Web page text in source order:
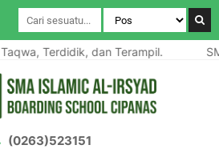
Terdidik, dan Terampil.
(0263)523151